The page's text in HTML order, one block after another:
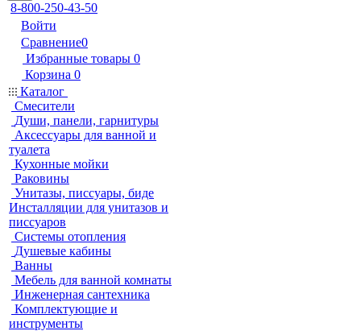
8-800-250-43-50
Войти
Сравнение0
Избранные товары 0
Корзина 0
Каталог
Смесители
Души, панели, гарнитуры
Аксессуары для ванной и
туалета
Кухонные мойки
Раковины
Унитазы, писсуары, биде
Инсталляции для унитазов и
писсуаров
Системы отопления
Душевые кабины
Ванны
Мебель для ванной комнаты
Инженерная сантехника
Комплектующие и
инструменты